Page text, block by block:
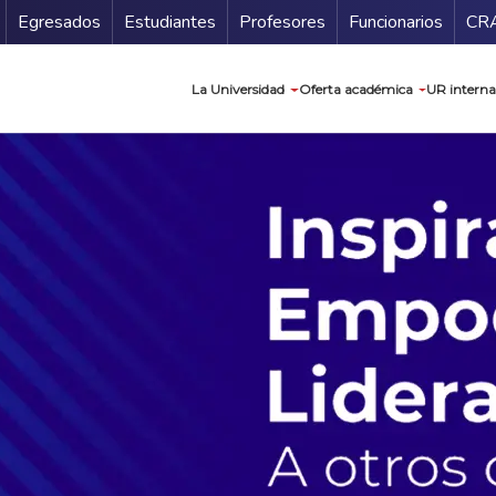
Secundario
Egresados Estudiantes Profesores Funcionarios
La Universidad Oferta académica UR